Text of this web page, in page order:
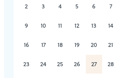
2 3 4 5 6 7
9 10 11 12 13 14
16 17 18 19 20 21
23 24 25 26 27 28